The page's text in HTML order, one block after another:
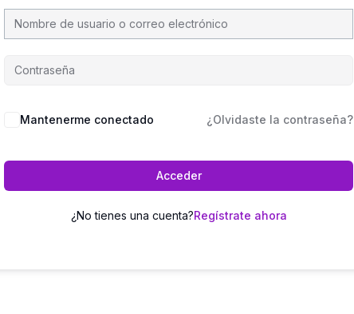
Mantenerme conectado ¿Olvidaste la contraseña?
Acceder
¿No tienes una cuenta?Regístrate ahora